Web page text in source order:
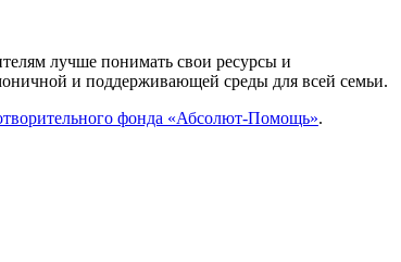
лучше понимать свои ресурсы и
и поддерживающей среды для всей семьи.
фонда «Абсолют-Помощь».